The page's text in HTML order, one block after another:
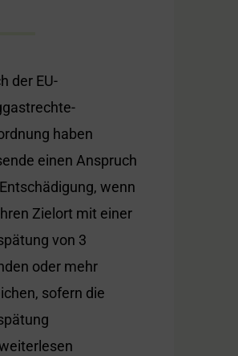
der EU-
haben
einen Anspruch
wenn
Zielort mit einer
von 3
oder mehr
sofern die